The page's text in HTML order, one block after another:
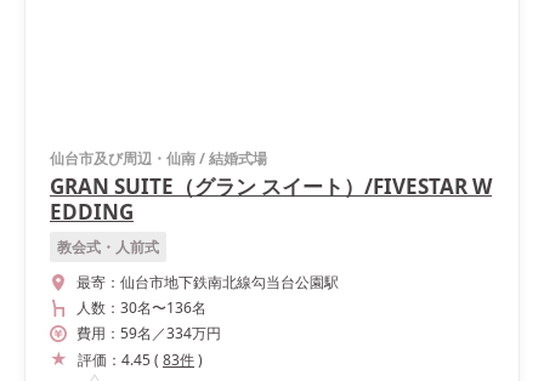
仙台市及び周辺・仙南/結婚式場
GRAN SUITE（グラン スイート）/FIVESTAR W
EDDING
教会式・人前式
最寄： 仙台市地下鉄南北線勾当台公園駅
人数： 30名〜136名
費用： 59名 ／334万円
評価： 4.45( 83件)